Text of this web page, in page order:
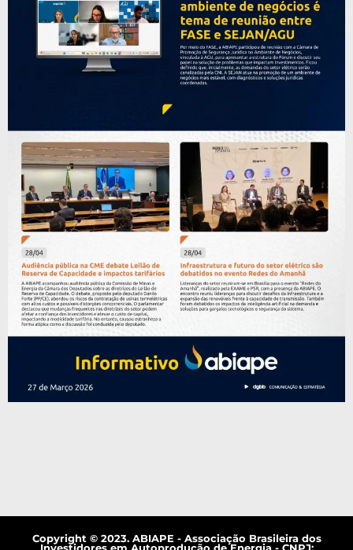
Copyright © 2023. ABIAPE - Associação Brasileira dos
Investidores em Autoprodução de Energia - CNPJ: